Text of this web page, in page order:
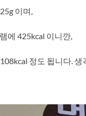
이며,
에 425kcal 이니깐,
정도 됩니다.